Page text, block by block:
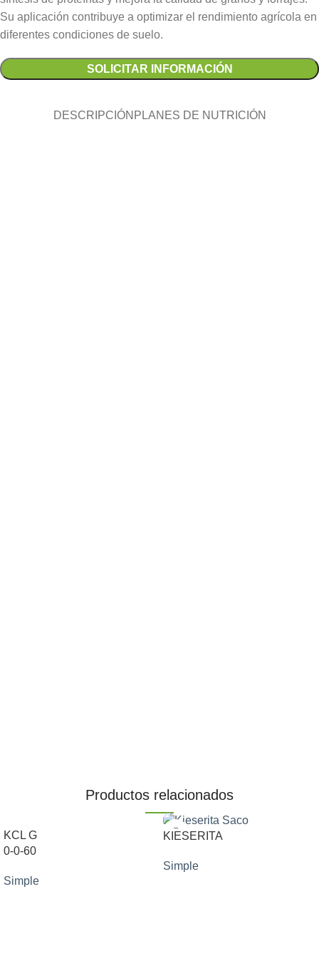
Su aplicación contribuye a optimizar el rendimiento agrícola en
diferentes condiciones de suelo.
SOLICITAR INFORMACIÓN
DESCRIPCIÓN PLANES DE NUTRICIÓN
Productos relacionados
KCL G
0-0-60
Simple
KIESERITA
Simple